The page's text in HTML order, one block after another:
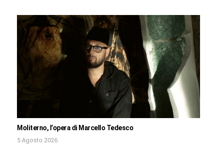
Moliterno, l’opera di Marcello Tedesco
5 Agosto 2026